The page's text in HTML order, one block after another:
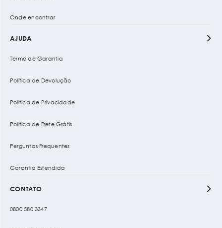
Onde encontrar
AJUDA
Termo de Garantia
Política de Devolução
Política de Privacidade
Política de Frete Grátis
Perguntas Frequentes
Garantia Estendida
CONTATO
0800 580 3347